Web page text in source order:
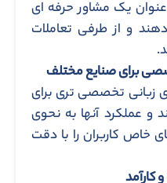
عنوان یک مشاور حرفه ای
و از طرفی تعاملات
برای صنایع مختلف
زبانی تخصصی تری برای
و عملکرد آنها به نحوی
خاص کاربران را با دقت